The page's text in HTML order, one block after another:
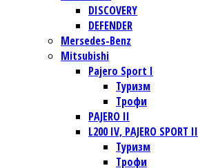
DISCOVERY
DEFENDER
Mersedes-Benz
Mitsubishi
Pajero Sport I
Туризм
Трофи
PAJERO II
L200 IV, PAJERO SPORT II
Туризм
Трофи